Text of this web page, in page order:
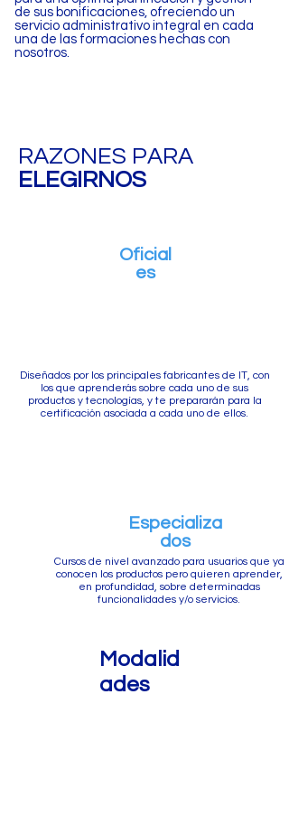
de sus bonificaciones, ofreciendo un
servicio administrativo integral en cada
una de las formaciones hechas con
nosotros.
RAZONES PARA
ELEGIRNOS
Oficial
es
Diseñados por los principales fabricantes de IT, con
los que aprenderás sobre cada uno de sus
productos y tecnologías, y te prepararán para la
certificación asociada a cada uno de ellos.
Especializa
dos
Cursos de nivel avanzado para usuarios que ya
conocen los productos pero quieren aprender,
en profundidad, sobre determinadas
funcionalidades y/o servicios.
Modalid
ades